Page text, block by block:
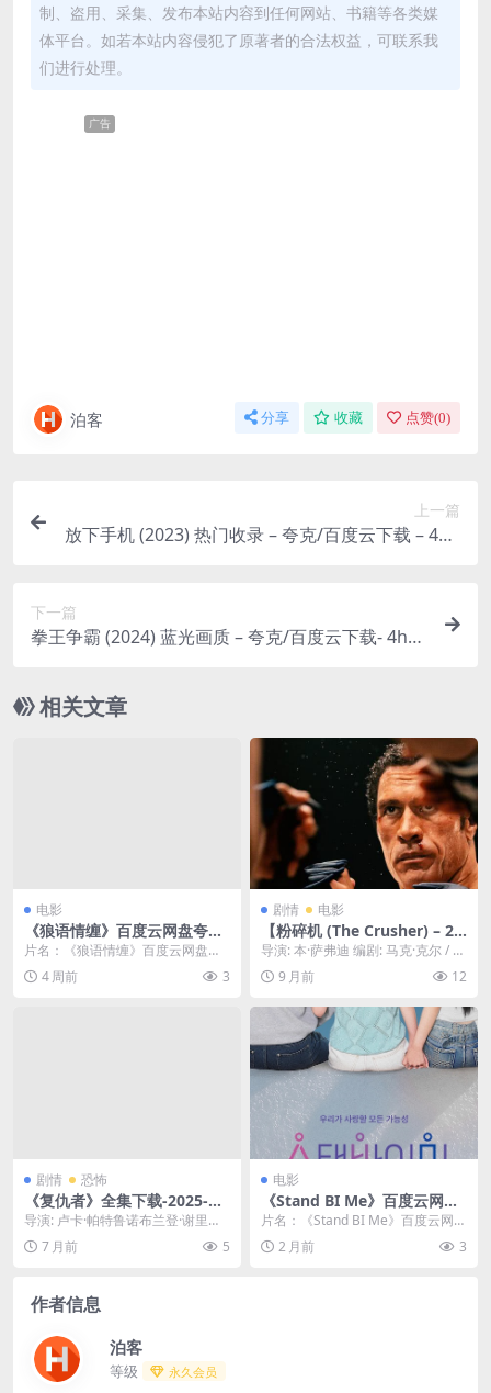
制、盗用、采集、发布本站内容到任何网站、书籍等各类媒
体平台。如若本站内容侵犯了原著者的合法权益，可联系我
们进行处理。
广告
泊客 分享 收藏 点赞(0)
上一篇
放下手机 (2023) 热门收录 – 夸克/百度云下载 – 4ho
下一篇
拳王争霸 (2024) 蓝光画质 – 夸克/百度云下载- 4ho
相关文章
电影
《狼语情缠》百度云网盘夸克
下载.阿里云盘.中字.(2026)
片名：《狼语情缠》百度云网盘夸
克下载.阿里云盘.中字.(2026) 分
类：电影 ...
4 周前 3
剧情 电影
【粉碎机 (The Crusher) – 20
25 – 动作/纪录片 – 夸克网盘
免费下载】💥一位退役的特种
兵为了拯救被绑架的家人，被
赛，他必须一路“粉碎”所有对
手，才能揭开背后的阴谋。💥
｜ [US]
导演: 本·萨弗迪 编剧: 马克·克尔 / 本
·萨弗迪 又名: 神拳太保 资源下...
9 月前 12
剧情 恐怖
《复仇者》全集下载-2025-热
门资源直达分享 – 动作 – [US]
[夸克/百度云]
导演: 卢卡·帕特鲁诺布兰登·谢里尔
编剧: 卡梅伦·达克特卢卡·帕特鲁诺
又名...7 月前 5
电影
《Stand BI Me》百度云网盘
夸克下载.阿里云盘.中字.(202
6)
片名：《Stand BI Me》百度云网盘
夸克下载.阿里云盘.中字.(2026)...
2 月前 3
作者信息
泊客
等级 永久会员